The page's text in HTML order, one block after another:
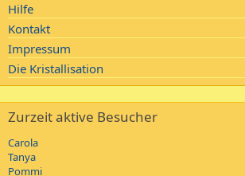
Hilfe
Kontakt
Impressum
Die Kristallisation
Zurzeit aktive Besucher
Carola
Tanya
Pommi